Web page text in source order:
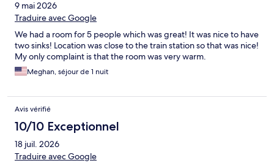
9 mai 2026
Traduire avec Google
We had a room for 5 people which was great! It was nice to have
two sinks! Location was close to the train station so that was nice!
My only complaint is that the room was very warm.
Meghan, séjour de 1 nuit
Avis vérifié
10/10 Exceptionnel
18 juil. 2026
Traduire avec Google